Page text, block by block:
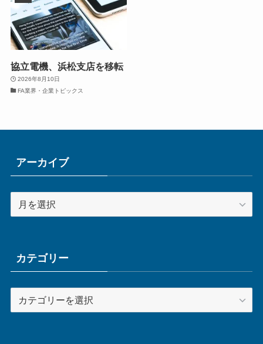
協立電機、浜松支店を移転
2026年8月10日
FA業界・企業トピックス
アーカイブ
ブカテゴリー
テ